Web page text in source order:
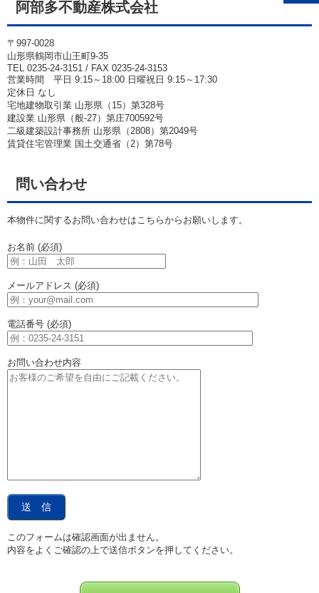
阿部多不動産株式会社
〒997-0028
山形県鶴岡市山王町9-35
TEL 0235-24-3151 / FAX 0235-24-3153
営業時間 平日 9:15～18:00 日曜祝日 9:15～17:30
定休日 なし
宅地建物取引業 山形県（15）第328号
建設業 山形県（般-27）第庄700592号
二級建築設計事務所 山形県（2808）第2049号
賃貸住宅管理業 国土交通省（2）第78号
問い合わせ
本物件に関するお問い合わせはこちらからお願いします。
お名前 (必須)
メールアドレス (必須)
電話番号 (必須)
お問い合わせ内容
このフォームは確認画面が出ません。
内容をよくご確認の上で送信ボタンを押してください。